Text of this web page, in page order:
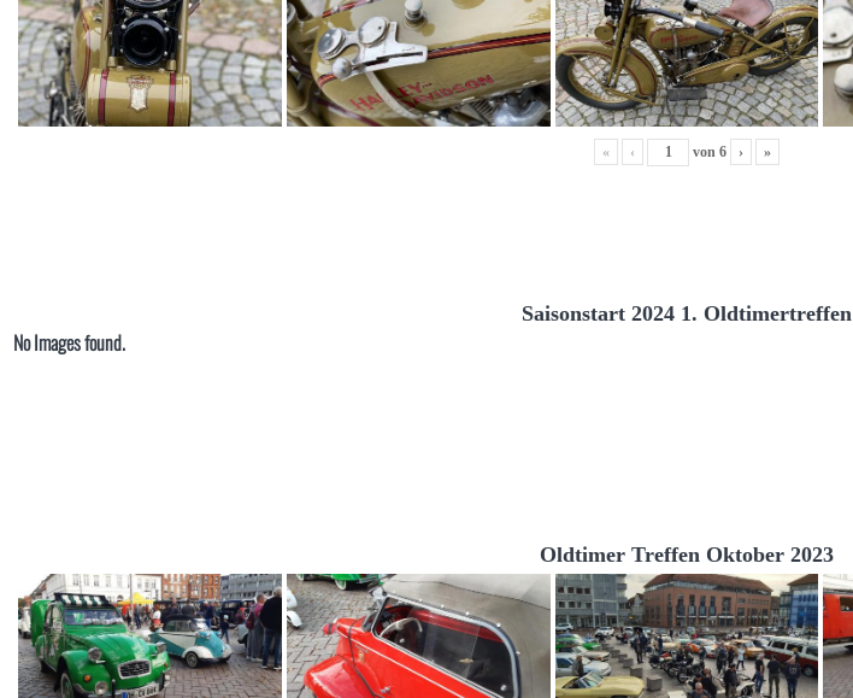
« ‹ von 6 › »
Saisonstart 2024 1. Oldtimertreffen
No Images found.
Oldtimer Treffen Oktober 2023